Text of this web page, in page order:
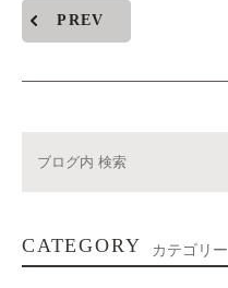
PREV
CATEGORY カテゴリー